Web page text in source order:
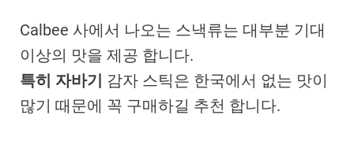
Calbee 사에서 나오는 스낵류는 대부분 기대
이상의 맛을 제공 합니다.
특히 자바기 감자 스틱은 한국에서 없는 맛이
많기 때문에 꼭 구매하길 추천 합니다.